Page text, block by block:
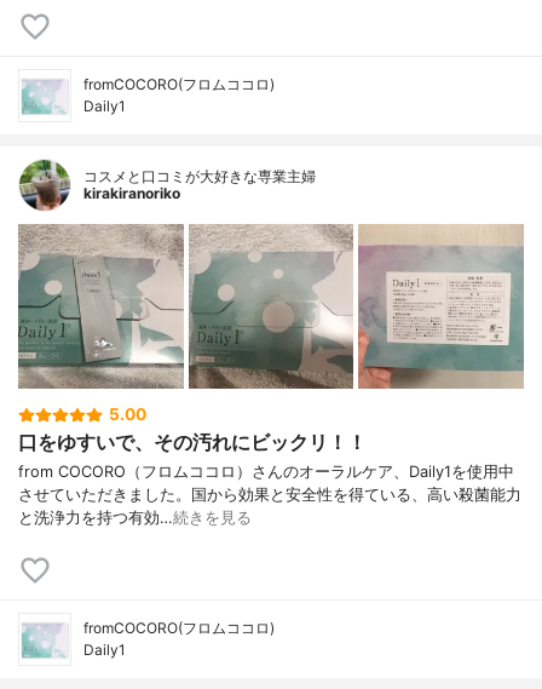
fromCOCORO(フロムココロ)
Daily1
コスメと口コミが大好きな専業主婦
kirakiranoriko
5.00
口をゆすいで、その汚れにビックリ！！
from COCORO（フロムココロ）さんのオーラルケア、Daily1を使用中
させていただきました。国から効果と安全性を得ている、高い殺菌能力
と洗浄力を持つ有効…続きを見る
fromCOCORO(フロムココロ)
Daily1